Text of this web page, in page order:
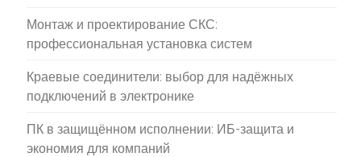
Монтаж и проектирование СКС:
профессиональная установка систем
Краевые соединители: выбор для надёжных
подключений в электронике
ПК в защищённом исполнении: ИБ-защита и
экономия для компаний